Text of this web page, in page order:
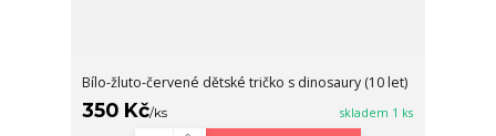
Bílo-žluto-červené dětské tričko s dinosaury (10 let)
350 Kč/ks skladem 1 ks